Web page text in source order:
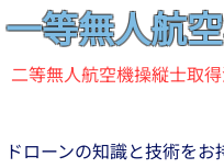
一等無人航
二等無人航空機操縦士取
ドローンの知識と技術を